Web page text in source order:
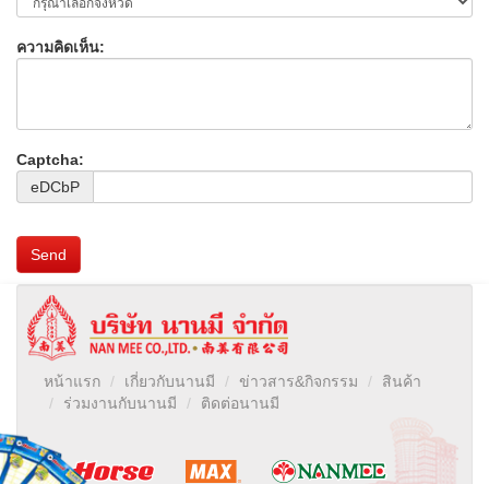
ความคิดเห็น:
Captcha:
eDCbP
Send
หน้าแรก เกี่ยวกับนานมี ข่าวสาร&กิจกรรม
สินค้า
ร่วมงานกับนานมี
ติดต่อนานมี